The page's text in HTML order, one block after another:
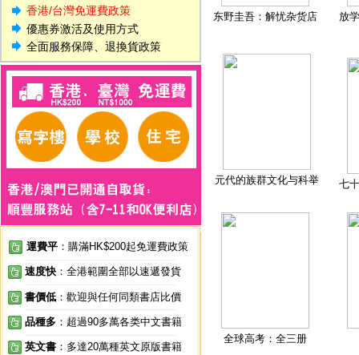
香港/台灣免運費政策
優惠券激活及使用方式
全面服務保障、退換貨政策
運費平 ：購滿HK$200起免運費政策
速度快 ：全港範圍全部以速遞發貨
書價低 ：歡迎與任何同類書店比價
品種多 ：超過90多萬各类中文書籍
英文書 ：多達20萬種英文原版書籍
东野圭吾：解忧杂货店 放
元代的族群文化与科举 七
全球高考：全三册